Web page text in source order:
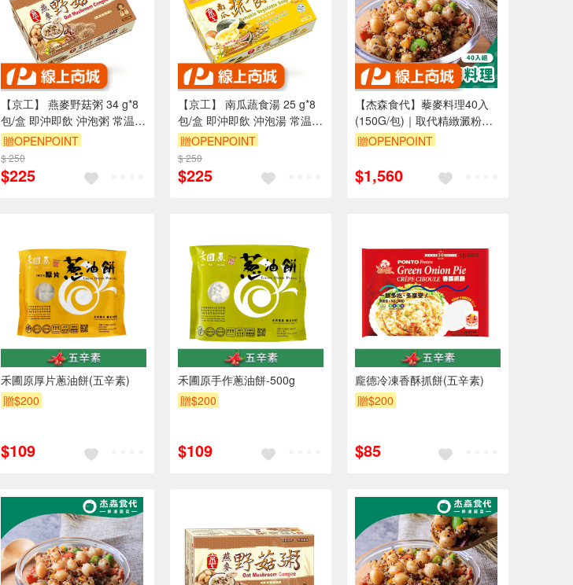
【京工】 燕麥野菇粥 34 g*8
包/盒 即沖即飲 沖泡粥 常温
五辛素
贈OPENPOINT
$ 250
$225
【京工】 南瓜蔬食湯 25 g*8
包/盒 即沖即飲 沖泡湯 常温
五辛素
贈OPENPOINT
$ 250
$225
【杰森食代】藜麥料理40入
(150G/包)｜取代精緻澱粉的
首選｜豐富口感讓人愛不釋手
贈OPENPOINT
$1,560
禾圃原厚片蔥油餅(五辛素)
贈$200
$109
禾圃原手作蔥油餅-500g
贈$200
$109
龐德冷凍香酥抓餅(五辛素)
贈$200
$85